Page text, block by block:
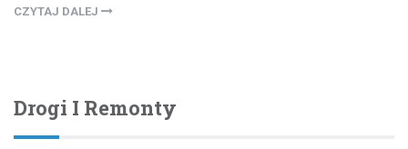
CZYTAJ DALEJ
Drogi I Remonty